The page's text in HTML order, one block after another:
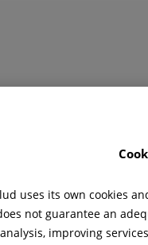
Gàstrica Malalties
uses its own cookies
not guarantee an
improving